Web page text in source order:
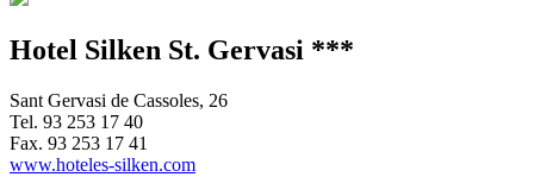
Hotel Silken St. Gervasi ***
Sant Gervasi de Cassoles, 26
Tel. 93 253 17 40
Fax. 93 253 17 41
www.hoteles-silken.com